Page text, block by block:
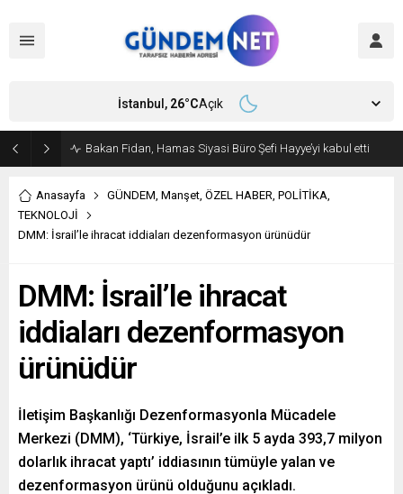
Bakan Fidan, Hamas Siyasi Büro Şefi Hayye’yi kabul etti
İstanbul, 26°CAçık
Anasayfa GÜNDEM, Manşet, ÖZEL HABER, POLİTİKA,
TEKNOLOJİ
DMM: İsrail’le ihracat iddiaları dezenformasyon ürünüdür
DMM: İsrail’le ihracat
iddiaları dezenformasyon
ürünüdür
İletişim Başkanlığı Dezenformasyonla Mücadele
Merkezi (DMM), ‘Türkiye, İsrail’e ilk 5 ayda 393,7 milyon
dolarlık ihracat yaptı’ iddiasının tümüyle yalan ve
dezenformasyon ürünü olduğunu açıkladı.